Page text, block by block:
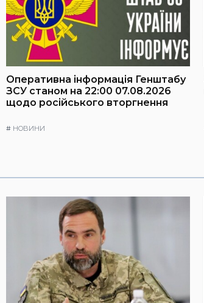
Оперативна інформація Генштабу
ЗСУ станом на 22:00 07.08.2026
щодо російського вторгнення
# НОВИНИ